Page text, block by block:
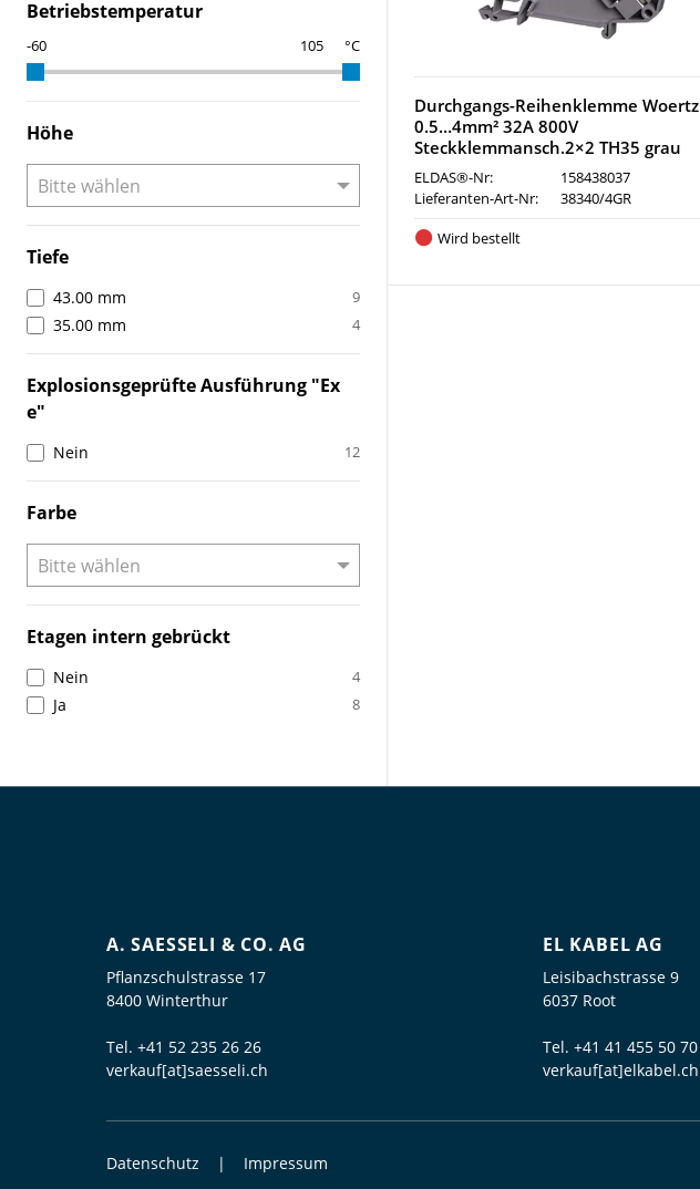
Betriebstemperatur
°C
Höhe
Tiefe
43.00 mm 9
35.00 mm 4
Explosionsgeprüfte Ausführung "Ex
e"
Nein 12
Farbe
Etagen intern gebrückt
Nein 4
Ja 8
Durchgangs-Reihenklemme Woertz
0.5…4mm² 32A 800V
Steckklemmansch.2×2 TH35 grau
ELDAS®-Nr:
158438037
Lieferanten-Art-Nr:
38340/4GR
Wird bestellt
A. SAESSELI & CO. AG
Pflanzschulstrasse 17
8400 Winterthur
Tel. +41 52 235 26 26
verkauf[at]saesseli.ch
EL KABEL AG
Leisibachstrasse 9
6037 Root
Tel. +41 41 455 50 70
verkauf[at]elkabel.ch
Datenschutz Impressum